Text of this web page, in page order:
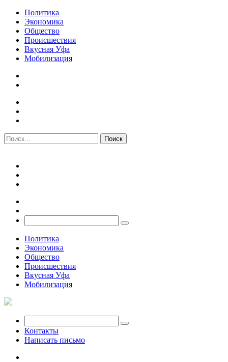
Политика
Экономика
Общество
Происшествия
Вкусная Уфа
Мобилизация
Политика
Экономика
Общество
Происшествия
Вкусная Уфа
Мобилизация
Контакты
Написать письмо